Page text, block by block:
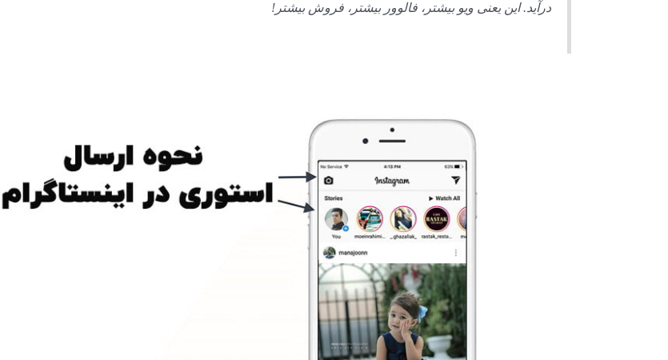
درآید. این یعنی ویو بیشتر، فالوور بیشتر، فروش بیشتر!